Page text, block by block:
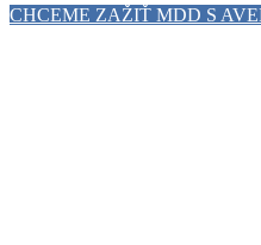
CHCEME ZAŽIŤ MDD S